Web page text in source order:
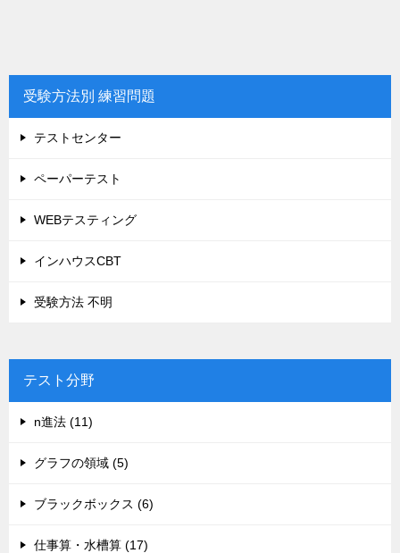
受験方法別 練習問題
テストセンター
ペーパーテスト
WEBテスティング
インハウスCBT
受験方法 不明
テスト分野
n進法 (11)
グラフの領域 (5)
ブラックボックス (6)
仕事算・水槽算 (17)